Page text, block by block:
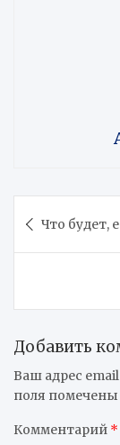
по Что будет,
Добавить
Ваш адрес
поля помечены
Комментарий *